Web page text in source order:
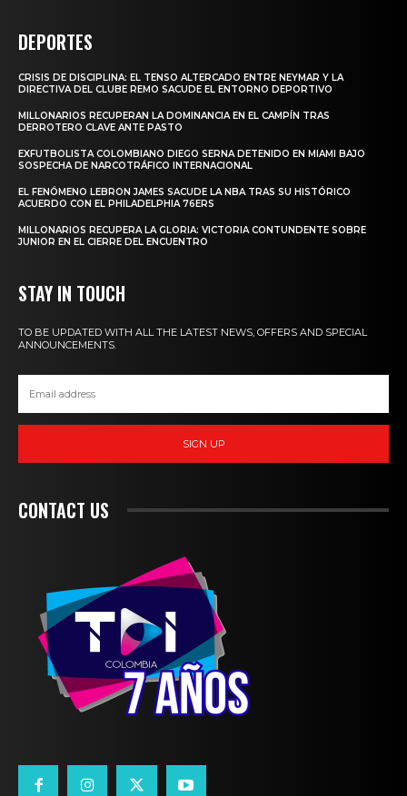
DEPORTES
CRISIS DE DISCIPLINA: EL TENSO ALTERCADO ENTRE NEYMAR Y LA
DIRECTIVA DEL CLUBE REMO SACUDE EL ENTORNO DEPORTIVO
MILLONARIOS RECUPERAN LA DOMINANCIA EN EL CAMPÍN TRAS
DERROTERO CLAVE ANTE PASTO
EXFUTBOLISTA COLOMBIANO DIEGO SERNA DETENIDO EN MIAMI BAJO
SOSPECHA DE NARCOTRÁFICO INTERNACIONAL
EL FENÓMENO LEBRON JAMES SACUDE LA NBA TRAS SU HISTÓRICO
ACUERDO CON EL PHILADELPHIA 76ERS
MILLONARIOS RECUPERA LA GLORIA: VICTORIA CONTUNDENTE SOBRE
JUNIOR EN EL CIERRE DEL ENCUENTRO
STAY IN TOUCH
TO BE UPDATED WITH ALL THE LATEST NEWS, OFFERS AND SPECIAL
ANNOUNCEMENTS.
SIGN UP
CONTACT US